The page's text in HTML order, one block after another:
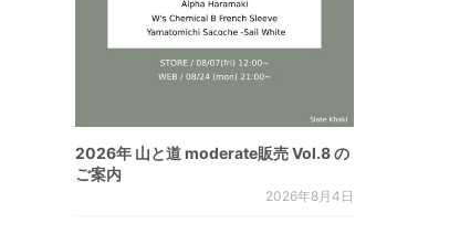
2026年 山と道 moderate販売 Vol.8 の
ご案内
2026年8月4日